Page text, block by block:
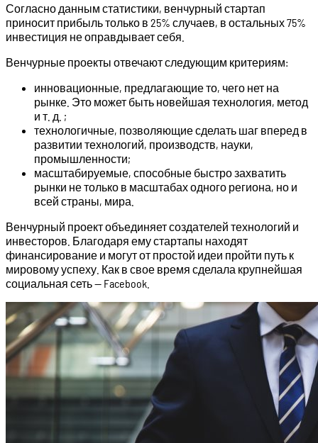
Согласно данным статистики, венчурный стартап
приносит прибыль только в 25% случаев, в остальных 75%
инвестиция не оправдывает себя.
Венчурные проекты отвечают следующим критериям:
инновационные, предлагающие то, чего нет на
рынке. Это может быть новейшая технология, метод
и т. д. ;
технологичные, позволяющие сделать шаг вперед в
развитии технологий, производств, науки,
промышленности;
масштабируемые, способные быстро захватить
рынки не только в масштабах одного региона, но и
всей страны, мира.
Венчурный проект объединяет создателей технологий и
инвесторов. Благодаря ему стартапы находят
финансирование и могут от простой идеи пройти путь к
мировому успеху. Как в свое время сделала крупнейшая
социальная сеть — Facebook.